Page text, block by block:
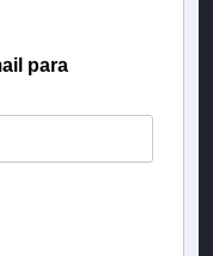
para